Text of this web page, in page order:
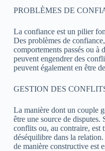
PROBLÈMES DE
La confiance est un pilier
Des problèmes de
comportements passés ou à
peuvent engendrer des
peuvent également en être
GESTION DES
La manière dont un couple
être une source de disputes.
conflits ou, au contraire, est
déséquilibre dans la
de manière constructive est